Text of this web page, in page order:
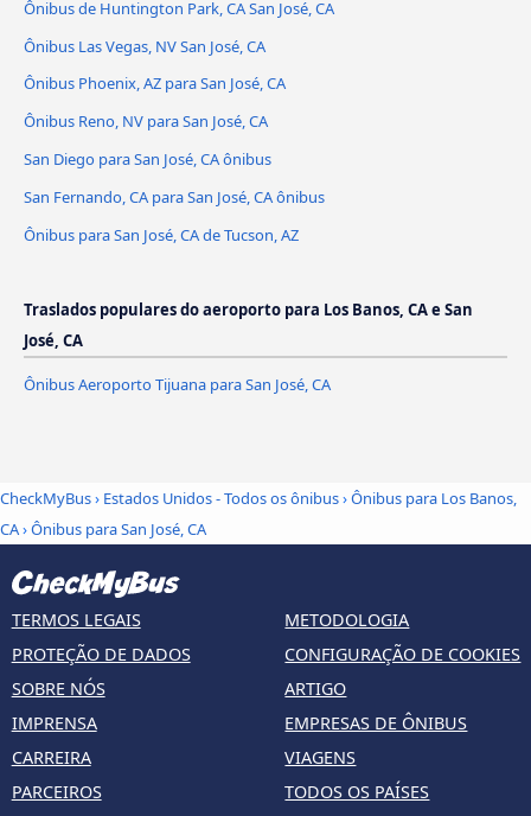
Ônibus de Huntington Park, CA San José, CA
Ônibus Las Vegas, NV San José, CA
Ônibus Phoenix, AZ para San José, CA
Ônibus Reno, NV para San José, CA
San Diego para San José, CA ônibus
San Fernando, CA para San José, CA ônibus
Ônibus para San José, CA de Tucson, AZ
Traslados populares do aeroporto para Los Banos, CA e San
José, CA
Ônibus Aeroporto Tijuana para San José, CA
CheckMyBus› Estados Unidos - Todos os ônibus›Ônibus para Los Banos,
CA›Ônibus para San José, CA
TERMOS LEGAIS
PROTEÇÃO DE DADOS
SOBRE NÓS
IMPRENSA
CARREIRA
PARCEIROS
METODOLOGIA
CONFIGURAÇÃO DE COOKIES
ARTIGO
EMPRESAS DE ÔNIBUS
VIAGENS
TODOS OS PAÍSES